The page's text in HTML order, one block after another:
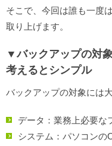
そこで、今回は誰も一度
取り上げます。
▼バックアップの対
考えるとシンプル
バックアップの対象には
データ：業務上必要な
システム：パソコンの